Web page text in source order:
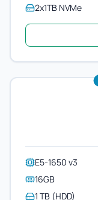
2x1TB NVMe
E5-1650 v3
16GB
1 TB (HDD)